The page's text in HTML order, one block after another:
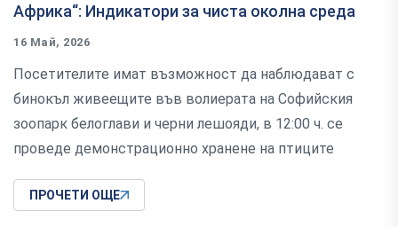
Африка“: Индикатори за чиста околна среда
16 Май, 2026
Посетителите имат възможност да наблюдават с
бинокъл живеещите във волиерата на Софийския
зоопарк белоглави и черни лешояди, в 12:00 ч. се
проведе демонстрационно хранене на птиците
ПРОЧЕТИ ОЩЕ